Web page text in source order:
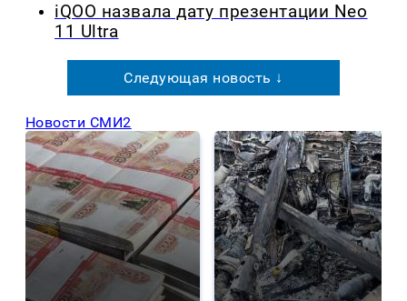
iQOO назвала дату презентации Neo
11 Ultra
Следующая новость ↓
Новости СМИ2